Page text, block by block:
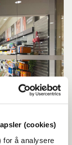
(cookies)
for å analysere